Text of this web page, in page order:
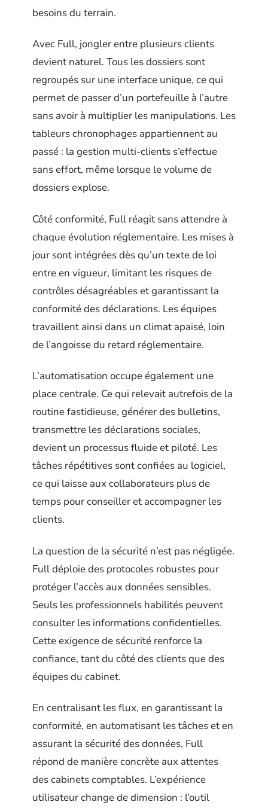
besoins du terrain.
Avec Full, jongler entre plusieurs clients
devient naturel. Tous les dossiers sont
regroupés sur une interface unique, ce qui
permet de passer d’un portefeuille à l’autre
sans avoir à multiplier les manipulations. Les
tableurs chronophages appartiennent au
passé : la gestion multi-clients s’effectue
sans effort, même lorsque le volume de
dossiers explose.
Côté conformité, Full réagit sans attendre à
chaque évolution réglementaire. Les mises à
jour sont intégrées dès qu’un texte de loi
entre en vigueur, limitant les risques de
contrôles désagréables et garantissant la
conformité des déclarations. Les équipes
travaillent ainsi dans un climat apaisé, loin
de l’angoisse du retard réglementaire.
L’automatisation occupe également une
place centrale. Ce qui relevait autrefois de la
routine fastidieuse, générer des bulletins,
transmettre les déclarations sociales,
devient un processus fluide et piloté. Les
tâches répétitives sont confiées au logiciel,
ce qui laisse aux collaborateurs plus de
temps pour conseiller et accompagner les
clients.
La question de la sécurité n’est pas négligée.
Full déploie des protocoles robustes pour
protéger l’accès aux données sensibles.
Seuls les professionnels habilités peuvent
consulter les informations confidentielles.
Cette exigence de sécurité renforce la
confiance, tant du côté des clients que des
équipes du cabinet.
En centralisant les flux, en garantissant la
conformité, en automatisant les tâches et en
assurant la sécurité des données, Full
répond de manière concrète aux attentes
des cabinets comptables. L’expérience
utilisateur change de dimension : l’outil